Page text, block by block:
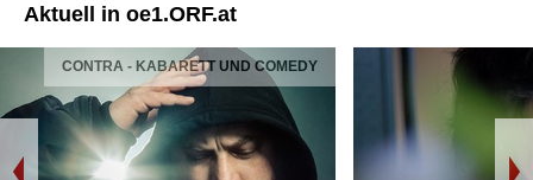
Aktuell in oe1.ORF.at
CONTRA - KABARETT UND COMEDY